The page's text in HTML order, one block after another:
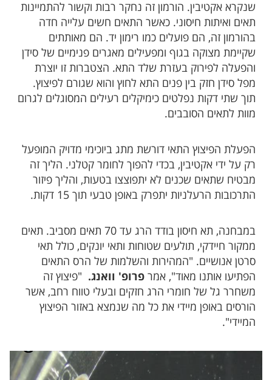
שנקרא אקטיבין. הורמון זה נחקר רבות וקשור להתמיינות
תאים ואיתות חיסוני. כאשר התאים חשים עלייה חדה
בהורמון זה, הם פועלים כמו רימון יד. הם מאותתים
שקיימת מצוקה בגוף ומפעילים מאגרים פנימיים של סידן
והפעלה לפירוק בעזרת שלד התא. הצטברות זו יוצרת
מפל סידן חזק בין פנים התא לחוץ והוא שגורם לפיצוץ.
תוך שתי דקות נפלטים כימיקלים רעילים המסוגלים לגרום
מוות לתאים הסובבים.
הפעלת הפיצוץ התאי דורשת מתג ביוכימי מדויק המופעל
רק על ידי אקטיבין, בכדי להפוך לחומר קטלני. הליך זה
מבטיח שתאים שכנים לא יתפוצצו בטעות, והליך פיזור
התרכובות הרעלניות יתפרק באופן טבעי תוך 15 דקות.
במבחנה, תא חיסון בודד הרג עד 70 תאים מסביב. תאים
ממקור חיידקי, תולעים שטוחות ותאי יונקים, כולל תאי
סרטן אנושיים. "המהירות והשלמות של הרס התאים
הפתיעו אותנו מאוד", אמרפרופ' וואנג. "פיצוץ זה
משחרר גל של חומרי הרג חזקים ובעלי טווח רחב, אשר
הורסים באופן מיידי את כל מה שנמצא באזור הפיצוץ
המיידי".